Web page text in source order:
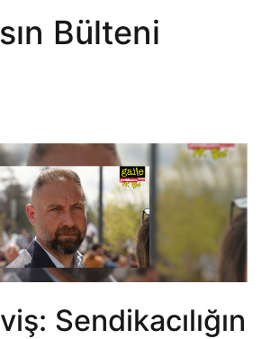
Bülteni
Sendikacılığın